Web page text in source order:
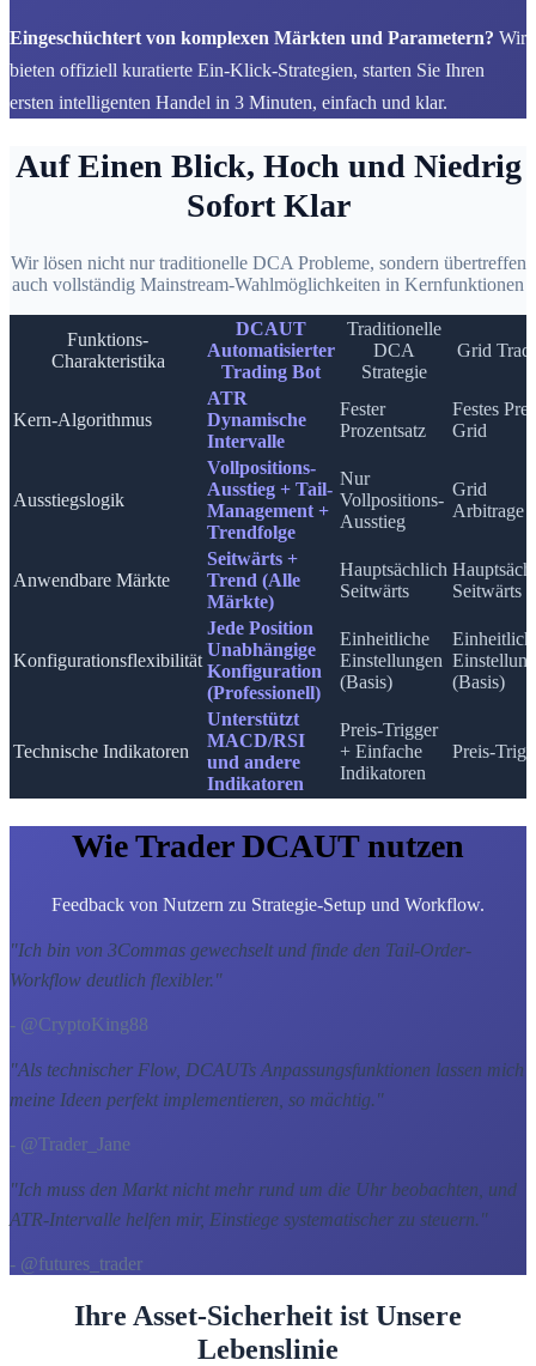
Eingeschüchtert von komplexen Märkten und Parametern? Wir
bieten offiziell kuratierte Ein-Klick-Strategien, starten Sie Ihren
ersten intelligenten Handel in 3 Minuten, einfach und klar.
Auf Einen Blick, Hoch und Niedrig
Sofort Klar
Wir lösen nicht nur traditionelle DCA Probleme, sondern übertreffen
auch vollständig Mainstream-Wahlmöglichkeiten in Kernfunktionen
Funktions-
Charakteristika
DCAUT
Automatisierter
Trading Bot
Traditionelle
DCA
Strategie
Grid
Kern-Algorithmus
ATR
Dynamische
Intervalle
Fester
Prozentsatz
Festes
Grid
Ausstiegslogik
Vollpositions-
Ausstieg + Tail-
Management +
Trendfolge
Nur
Vollpositions-
Ausstieg
Grid
Arbitrage
Anwendbare Märkte
Seitwärts +
Trend (Alle
Märkte)
Hauptsächlich
Seitwärts
Seitwärts
Konfigurationsflexibilität
Jede Position
Unabhängige
Konfiguration
(Professionell)
Einheitliche
Einstellungen
(Basis)
(Basis)
Technische Indikatoren
Unterstützt
MACD/RSI
und andere
Indikatoren
Preis-Trigger
+ Einfache
Indikatoren
Preis-
Wie Trader DCAUT nutzen
Feedback von Nutzern zu Strategie-Setup und Workflow.
"Ich bin von 3Commas gewechselt und finde den Tail-Order-
Workflow deutlich flexibler."
- @CryptoKing88
"Als technischer Flow, DCAUTs Anpassungsfunktionen lassen mich
meine Ideen perfekt implementieren, so mächtig."
- @Trader_Jane
"Ich muss den Markt nicht mehr rund um die Uhr beobachten, und
ATR-Intervalle helfen mir, Einstiege systematischer zu steuern. "
- @futures_trader
Ihre Asset-Sicherheit ist Unsere
Lebenslinie